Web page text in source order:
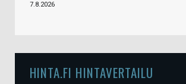
7.8.2026
HINTA.FI HINTAVERTAILU